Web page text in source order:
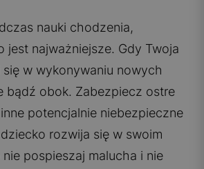
nauki chodzenia,
jest najważniejsze. Gdy Twoja
w wykonywaniu nowych
bądź obok. Zabezpiecz ostre
potencjalnie niebezpieczne
rozwija się w swoim
pospieszaj malucha i nie